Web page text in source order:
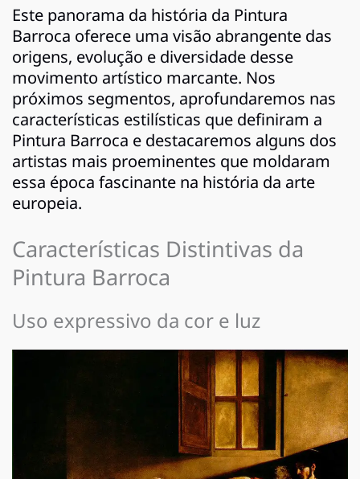
Este panorama da história da Pintura
Barroca oferece uma visão abrangente das
origens, evolução e diversidade desse
movimento artístico marcante. Nos
próximos segmentos, aprofundaremos nas
características estilísticas que definiram a
Pintura Barroca e destacaremos alguns dos
artistas mais proeminentes que moldaram
essa época fascinante na história da arte
europeia.
Características Distintivas da
Pintura Barroca
Uso expressivo da cor e luz